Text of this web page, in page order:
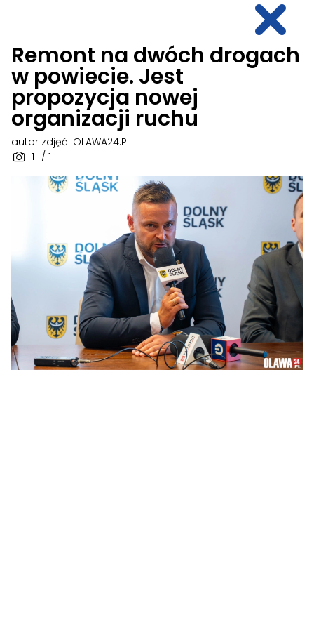
Remont na dwóch drogach
w powiecie. Jest
propozycja nowej
organizacji ruchu
1 / 1
autor zdjęć: OLAWA24.PL